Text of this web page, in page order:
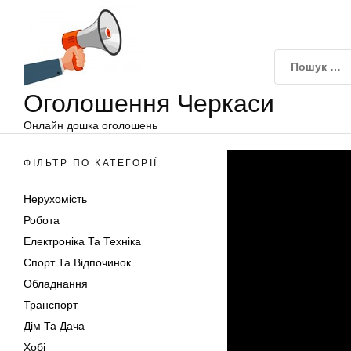
Оголошення Черкаси
Онлайн дошка оголошень
ФІЛЬТР ПО КАТЕГОРІЇ
Нерухомість
Робота
Електроніка Та Техніка
Спорт Та Відпочинок
Обладнання
Транспорт
Дім Та Дача
Хобі